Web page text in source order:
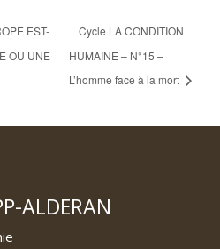
EST-
OU UNE
Cycle LA CONDITION
HUMAINE – N°15 –
L’homme face à la mort
ALDERAN